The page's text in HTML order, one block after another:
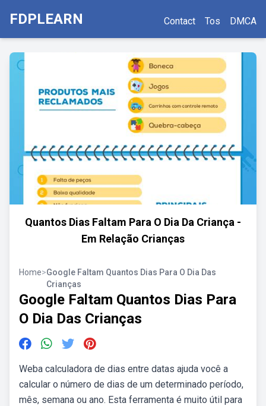
FDPLEARN Contact Tos DMCA
Quantos Dias Faltam Para O Dia Da Criança -
Em Relação Crianças
Home>Google Faltam Quantos Dias Para O Dia Das
Crianças
Google Faltam Quantos Dias Para
O Dia Das Crianças
Weba calculadora de dias entre datas ajuda você a
calcular o número de dias de um determinado período,
mês, semana ou ano. Esta ferramenta é muito útil para